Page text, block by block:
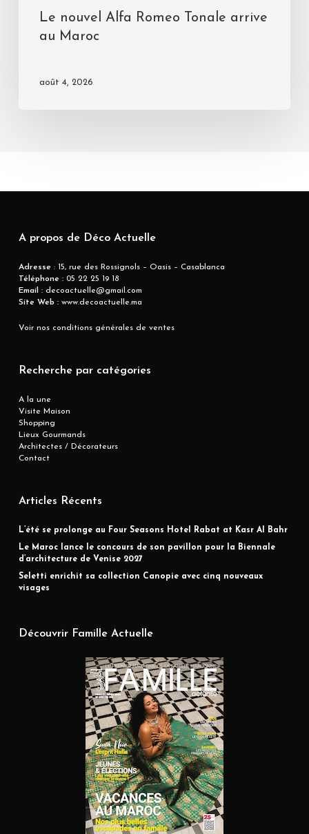
Le nouvel Alfa Romeo Tonale arrive
au Maroc
août 4, 2026
A propos de Déco Actuelle
Adresse : 15, rue des Rossignols – Oasis – Casablanca
Téléphone :05 22 25 19 18
Email :decoactuelle@gmail.com
Site Web :www.decoactuelle.ma
Voir nos conditions générales de ventes
Recherche par catégories
A la une
Visite Maison
Shopping
Lieux Gourmands
Architectes / Décorateurs
Contact
Articles Récents
L’été se prolonge au Four Seasons Hotel Rabat at Kasr Al Bahr
Le Maroc lance le concours de son pavillon pour la Biennale
d’architecture de Venise 2027
Seletti enrichit sa collection Canopie avec cinq nouveaux
visages
Découvrir Famille Actuelle